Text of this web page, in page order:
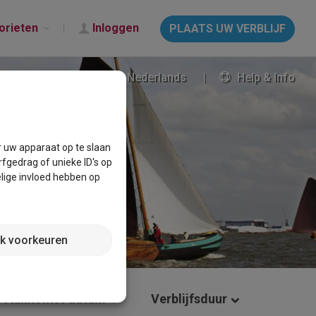
Inloggen PLAATS UW VERBLIJF
Nederlands Help & Info
Verblijfsduur
apparaat op te slaan
of unieke ID's op
invloed hebben op
voorkeuren